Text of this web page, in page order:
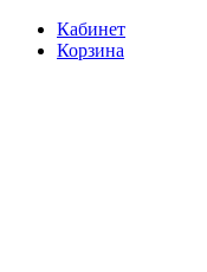
Кабинет
Корзина